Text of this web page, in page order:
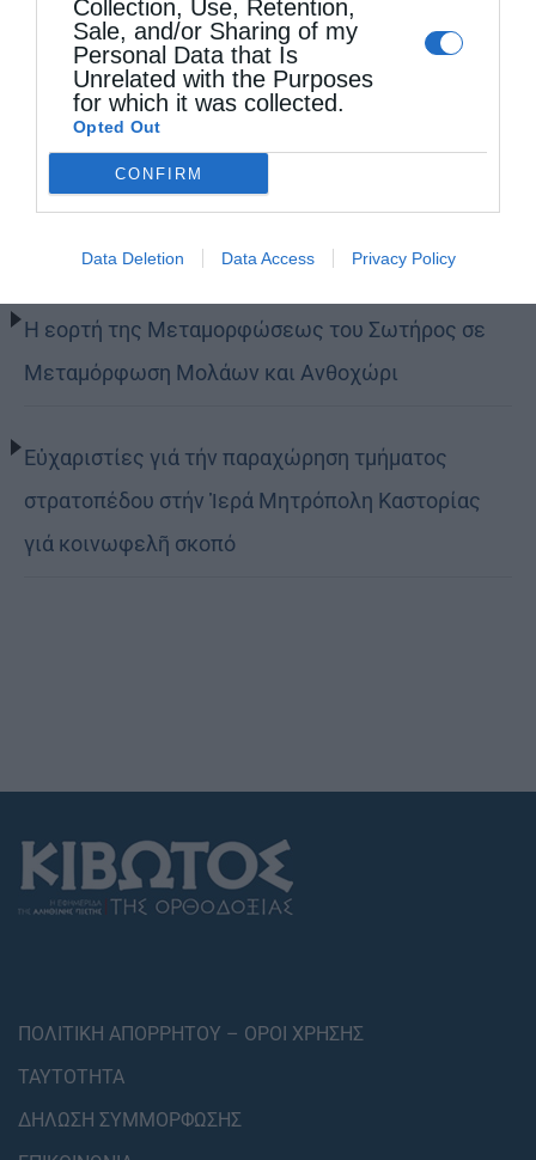
Collection, Use, Retention,
Sale, and/or Sharing of my
Personal Data that Is
Unrelated with the Purposes
for which it was collected.
Opted Out
CONFIRM
Data Deletion Data Access Privacy Policy
Η “Κιβωτός της Ορθοδοξίας” σε όλα τα περίπτερα
Δημητριάδος Ιγνάτιος: «Η Παναγία μας δείχνει
τον δρόμο της ταπείνωσης και της σιωπής»
Η εορτή της Μεταμορφώσεως του Σωτήρος σε
Μεταμόρφωση Μολάων και Ανθοχώρι
Εὐχαριστίες γιά τήν παραχώρηση τμήματος
στρατοπέδου στήν Ἱερά Μητρόπολη Καστορίας
γιά κοινωφελῆ σκοπό
ΠΟΛΙΤΙΚΗ ΑΠΟΡΡΗΤΟΥ – ΟΡΟΙ ΧΡΗΣΗΣ
ΤΑΥΤΟΤΗΤΑ
ΔΗΛΩΣΗ ΣΥΜΜΟΡΦΩΣΗΣ